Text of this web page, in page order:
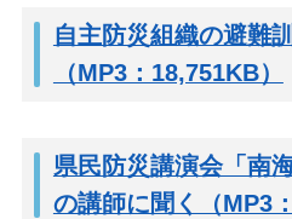
自主防災組織の避難
（MP3：18,751KB）
県民防災講演会「南
の講師に聞く（MP3